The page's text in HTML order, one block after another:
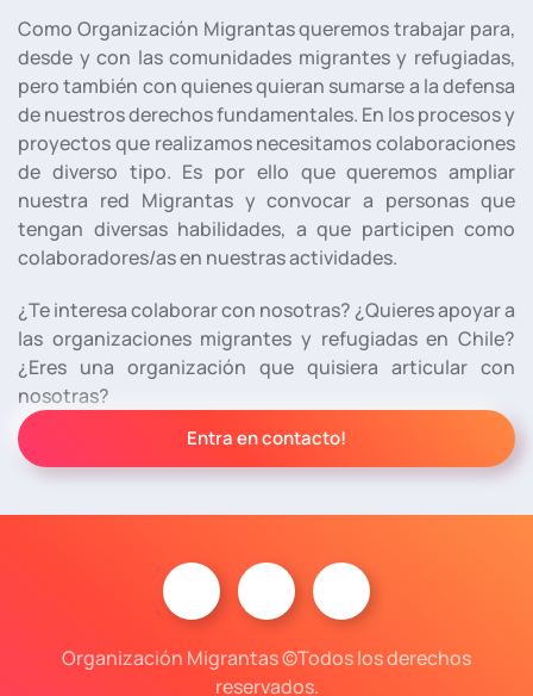
Como Organización Migrantas queremos trabajar para,
desde y con las comunidades migrantes y refugiadas,
pero también con quienes quieran sumarse a la defensa
de nuestros derechos fundamentales. En los procesos y
proyectos que realizamos necesitamos colaboraciones
de diverso tipo. Es por ello que queremos ampliar
nuestra red Migrantas y convocar a personas que
tengan diversas habilidades, a que participen como
colaboradores/as en nuestras actividades.
¿Te interesa colaborar con nosotras? ¿Quieres apoyar a
las organizaciones migrantes y refugiadas en Chile?
¿Eres una organización que quisiera articular con
nosotras?
Entra en contacto!
Organización Migrantas ©Todos los derechos
reservados.